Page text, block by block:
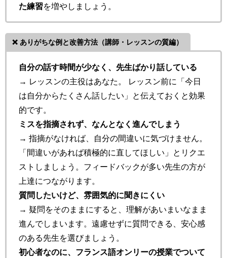
た練習を増やしましょう。
❌ ありがちな例と改善方法（講師・レッスンの質編）
自分の話す時間が少なく、先生ばかり話している
→ レッスンの主役はあなた。 レッスン前に「今日
は自分からたくさん話したい」と伝えておくと効果
的です。
ミスを指摘されず、なんとなく進んでしまう
→ 指摘がなければ、自分の間違いに気づけません。
「間違いがあれば積極的に直してほしい」とリクエ
ストしましょう。フィードバックが多い先生の方が
上達につながります。
質問したいけど、雰囲気的に聞きにくい
→ 疑問をそのままにすると、理解があいまいなまま
進んでしまいます。遠慮せずに質問できる、安心感
のある先生を選びましょう。
初心者なのに、フランス語オンリーの授業でついて